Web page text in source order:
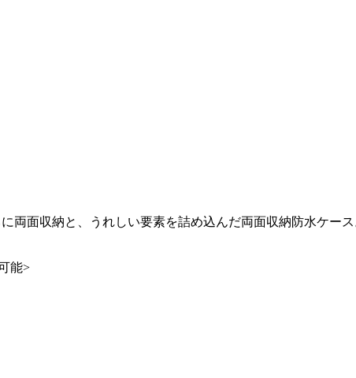
両面収納と、うれしい要素を詰め込んだ両面収納防水ケー
能>